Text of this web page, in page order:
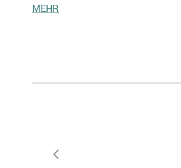
MEHR
zurück